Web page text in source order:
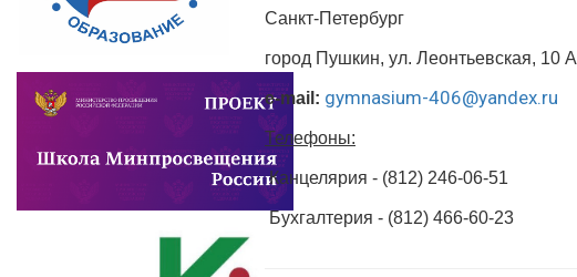
Санкт-Петербург
город Пушкин, ул. Леонтьевская, 10 А
e-mail: gymnasium-406@yandex.ru
Телефоны:
Канцелярия - (812) 246-06-51
Бухгалтерия - (812) 466-60-23